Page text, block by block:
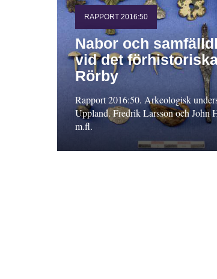
RAPPORT 2016:50
Nabor och
vid det
Rörby
Rapport 2016:50. Arkeologisk
Uppland. Fredrik Larsson och John
m.fl.